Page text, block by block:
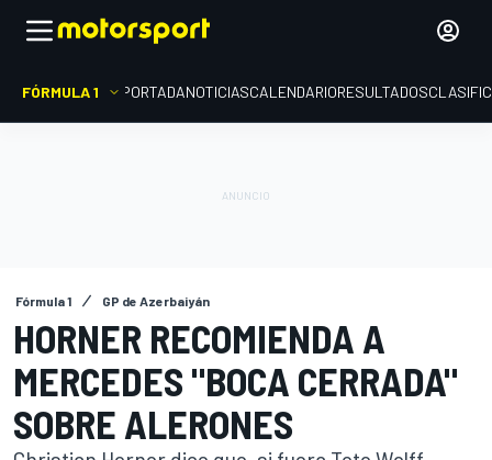
FÓRMULA 1 PORTADANOTICIASCALENDARIORESULTADOS
Fórmula 1 GP de Azerbaiyán
HORNER RECOMIENDA A
MERCEDES "BOCA CERRADA"
SOBRE ALERONES